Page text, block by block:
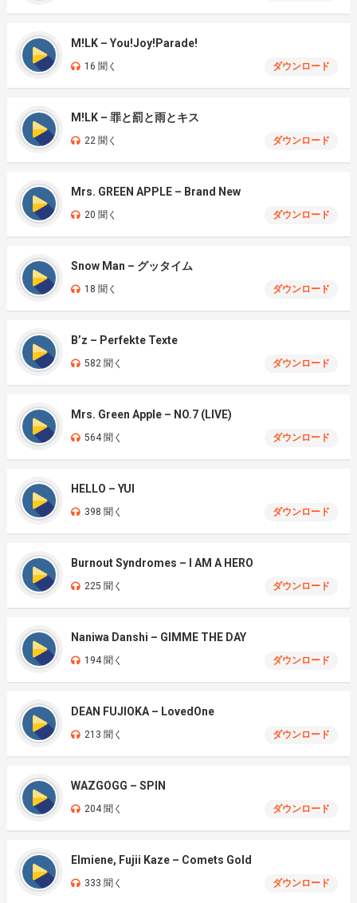
M!LK – You!Joy!Parade!
16 聞く ダウンロード
M!LK – 罪と罰と雨とキス
22 聞く ダウンロード
Mrs. GREEN APPLE – Brand New
20 聞く ダウンロード
Snow Man – グッタイム
18 聞く ダウンロード
B’z – Perfekte Texte
582 聞く ダウンロード
Mrs. Green Apple – NO.7 (LIVE)
564 聞く ダウンロード
HELLO – YUI
398 聞く ダウンロード
Burnout Syndromes – I AM A HERO
225 聞く ダウンロード
Naniwa Danshi – GIMME THE DAY
194 聞く ダウンロード
DEAN FUJIOKA – LovedOne
213 聞く ダウンロード
WAZGOGG – SPIN
204 聞く ダウンロード
Elmiene, Fujii Kaze – Comets Gold
333 聞く ダウンロード